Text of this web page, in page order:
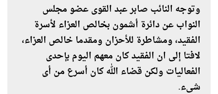
وتوجه النائب صابر عبد القوى عضو مجلس
النواب عن دائرة أشمون بخالص العزاء لأسرة
الفقيد، ومشاطرة للأحزان ومقدما خالص العزاء،
لافتا إلى ان الفقيد كان معهم اليوم بإحدى
الفعاليات ولكن قضاء الله كان أسرع من أى
شىء.